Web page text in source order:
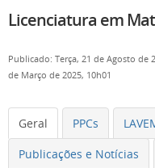
Licenciatura em
Publicado: Terça, 21 de Agosto de
de Março de 2025, 10h01
Geral PPCs
Publicações e Notícias